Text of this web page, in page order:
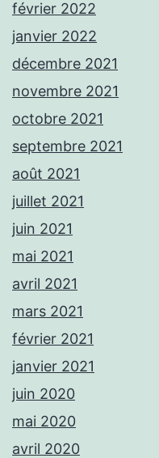
février 2022
janvier 2022
décembre 2021
novembre 2021
octobre 2021
septembre 2021
août 2021
juillet 2021
juin 2021
mai 2021
avril 2021
mars 2021
février 2021
janvier 2021
juin 2020
mai 2020
avril 2020